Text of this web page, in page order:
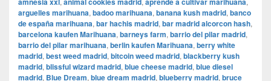
arguelles marihuana, badoo marihuana, banana kush madrid, banco
de españa marihuana, bar hachis madrid, bar madrid alcorcon hash,
barcelona kaufen Marihuana, barneys farm, barrio del pilar madrid,
barrio del pilar marihuana, berlin kaufen Marihuana, berry white
madrid, best weed madrid, bitcoin weed madrid, blackberry kush
madrid, blissful wizard madrid, blue cheese madrid, blue diesel
madrid, Blue Dream, blue dream madrid, blueberry madrid, bruce